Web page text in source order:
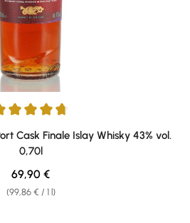
of 5 stars
Cask Finale Islay Whisky 43% vol.
0,70l
(99,86 € / 1 l)
Regular price:
69,90 €